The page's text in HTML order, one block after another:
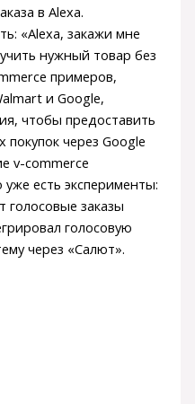
в Alexa.
«Alexa, закажи мне
нужный товар без
примеров,
и Google,
чтобы предоставить
покупок через Google
v-commerce
есть эксперименты:
голосовые заказы
голосовую
через «Салют».